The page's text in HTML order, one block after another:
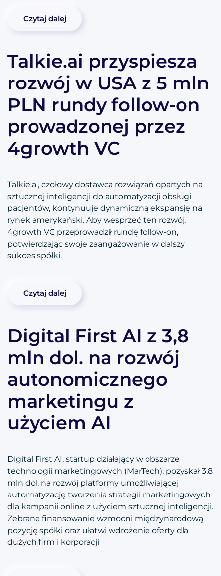
Czytaj dalej
Talkie.ai przyspiesza
rozwój w USA z 5 mln
PLN rundy follow-on
prowadzonej przez
4growth VC
Talkie.ai, czołowy dostawca rozwiązań opartych na
sztucznej inteligencji do automatyzacji obsługi
pacjentów, kontynuuje dynamiczną ekspansję na
rynek amerykański. Aby wesprzeć ten rozwój,
4growth VC przeprowadził rundę follow-on,
potwierdzając swoje zaangażowanie w dalszy
sukces spółki.
Czytaj dalej
Digital First AI z 3,8
mln dol. na rozwój
autonomicznego
marketingu z
użyciem AI
Digital First AI, startup działający w obszarze
technologii marketingowych (MarTech), pozyskał 3,8
mln dol. na rozwój platformy umożliwiającej
automatyzację tworzenia strategii marketingowych
dla kampanii online z użyciem sztucznej inteligencji.
Zebrane finansowanie wzmocni międzynarodową
pozycję spółki oraz ułatwi wdrożenie oferty dla
dużych firm i korporacji